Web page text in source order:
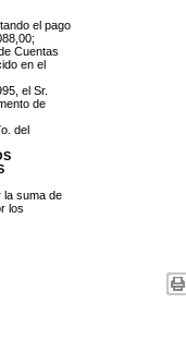
el pago
Cuentas
en el
el Sr.
de
del
la suma de
los